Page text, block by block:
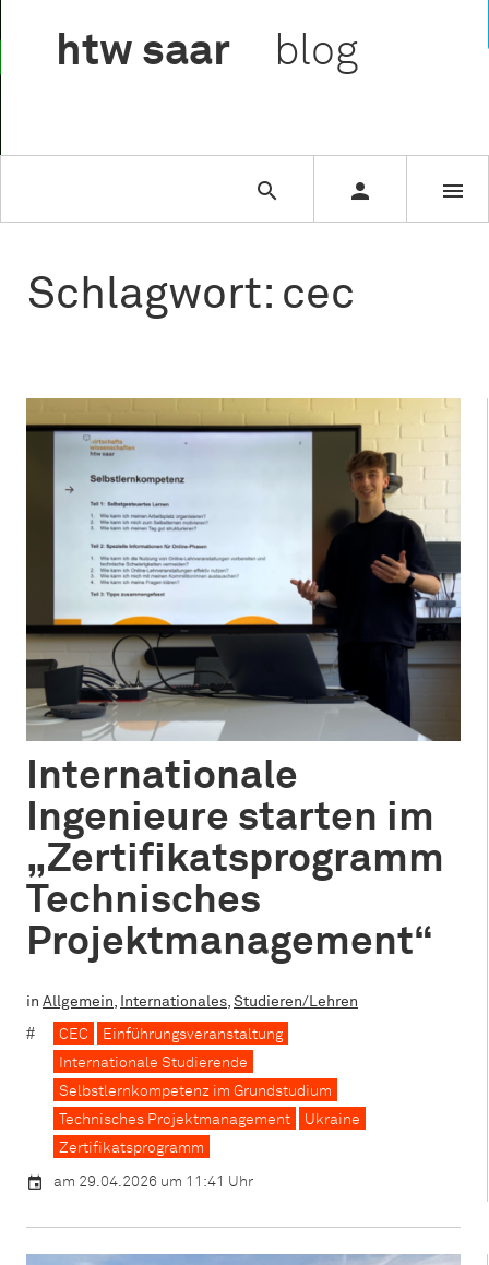
htw saar blog
  
Schlagwort: cec
Internationale
Ingenieure starten im
„Zertifikatsprogramm
Technisches
Projektmanagement“
in Allgemein, Internationales, Studieren/Lehren
CEC
Einführungsveranstaltung
Internationale Studierende
Selbstlernkompetenz im Grundstudium
Technisches Projektmanagement
Ukraine
Zertifikatsprogramm
am 29.04.2026 um 11:41 Uhr